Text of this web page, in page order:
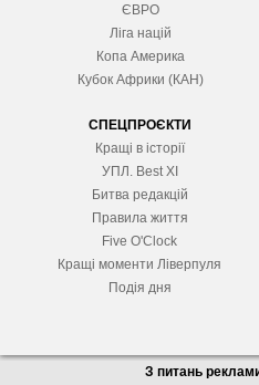
ЄВРО
Ліга націй
Копа Америка
Кубок Африки (КАН)
СПЕЦПРОЄКТИ
Кращі в історії
УПЛ. Best XІ
Битва редакцій
Правила життя
Five O'Clock
Кращі моменти Ліверпуля
Подія дня
З питань